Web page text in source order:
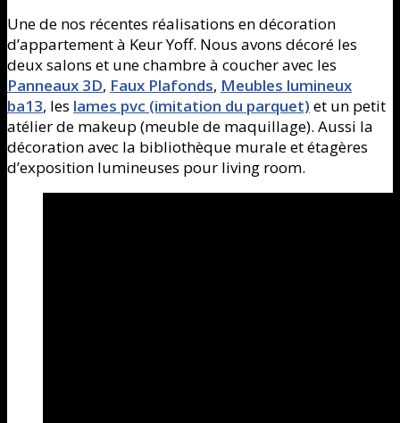
Une de nos récentes réalisations en décoration
d’appartement à Keur Yoff. Nous avons décoré les
deux salons et une chambre à coucher avec les
Panneaux 3D, Faux Plafonds, Meubles lumineux
ba13, les lames pvc (imitation du parquet) et un petit
atélier de makeup (meuble de maquillage). Aussi la
décoration avec la bibliothèque murale et étagères
d’exposition lumineuses pour living room.